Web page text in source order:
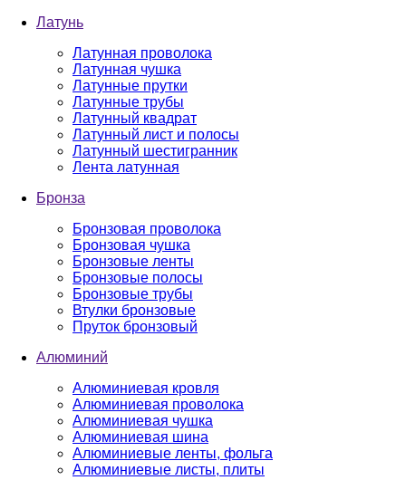
Латунь
Латунная проволока
Латунная чушка
Латунные прутки
Латунные трубы
Латунный квадрат
Латунный лист и полосы
Латунный шестигранник
Лента латунная
Бронза
Бронзовая проволока
Бронзовая чушка
Бронзовые ленты
Бронзовые полосы
Бронзовые трубы
Втулки бронзовые
Пруток бронзовый
Алюминий
Алюминиевая кровля
Алюминиевая проволока
Алюминиевая чушка
Алюминиевая шина
Алюминиевые ленты, фольга
Алюминиевые листы, плиты